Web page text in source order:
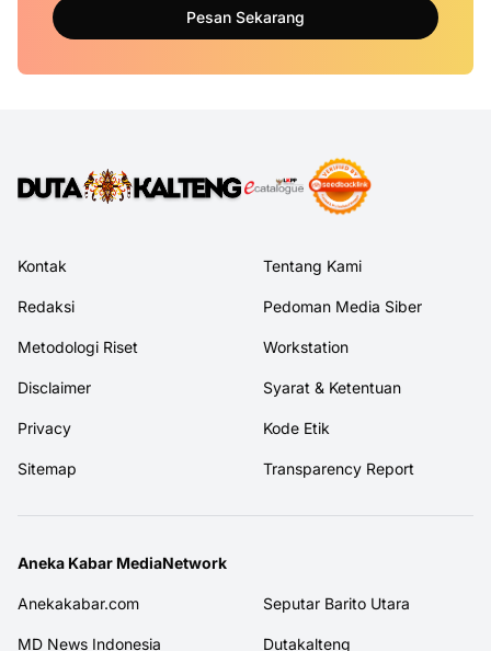
Pesan Sekarang
Kontak Tentang Kami
Redaksi Pedoman Media Siber
Metodologi Riset Workstation
Disclaimer Syarat & Ketentuan
Privacy Kode Etik
Sitemap Transparency Report
Aneka Kabar MediaNetwork
Anekakabar.com Seputar Barito Utara
MD News Indonesia Dutakalteng